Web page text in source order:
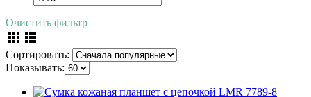
Очистить фильтр
Сортировать:
Показывать: